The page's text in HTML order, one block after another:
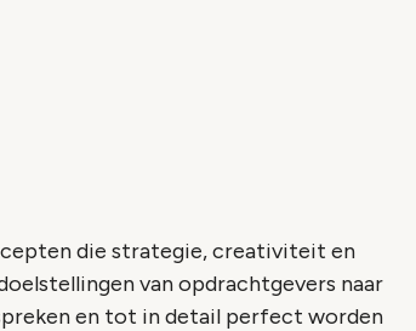
die strategie, creativiteit en
van opdrachtgevers naar
en tot in detail perfect worden